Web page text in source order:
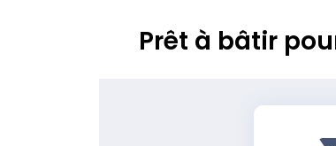
Prêt à bâtir